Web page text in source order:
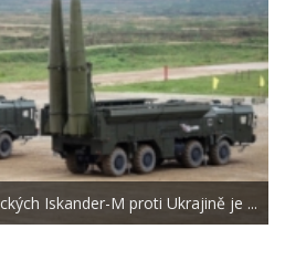
Iskander-M proti Ukrajině je ...